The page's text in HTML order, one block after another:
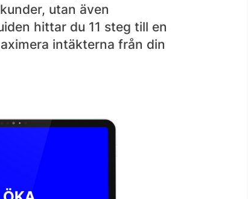
utan även
hittar du 11 steg till en
intäkterna från din